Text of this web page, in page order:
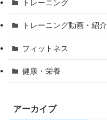
トレーニング
トレーニング動画・紹介
フィットネス
健康・栄養
アーカイブ